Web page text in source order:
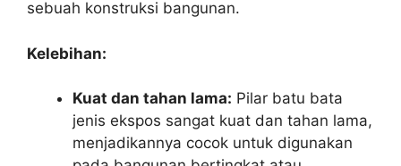
sebuah konstruksi bangunan.
Kelebihan:
Kuat dan tahan lama: Pilar batu bata
jenis ekspos sangat kuat dan tahan lama,
menjadikannya cocok untuk digunakan